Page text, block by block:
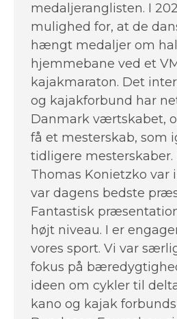
medaljeranglisten. I
mulighed for, at de
hængt medaljer om
hjemmebane ved et
kajakmaraton. Det
og kajakforbund har
Danmark værtskabet,
få et mesterskab, som
tidligere
Thomas Konietzko var
var dagens bedste
Fantastisk
højt niveau. I er
vores sport. Vi var
fokus på
ideen om cykler til
kano og kajak